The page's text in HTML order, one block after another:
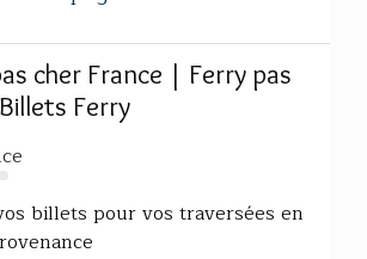
cher France | Ferry pas
Ferry
billets pour vos traversées en